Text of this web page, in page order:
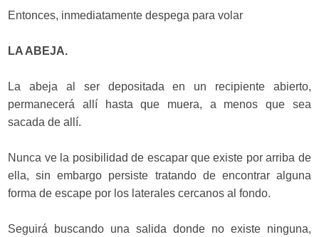
Entonces, inmediatamente despega para volar
LA ABEJA.
La abeja al ser depositada en un recipiente abierto,
permanecerá allí hasta que muera, a menos que sea
sacada de allí.
Nunca ve la posibilidad de escapar que existe por arriba de
ella, sin embargo persiste tratando de encontrar alguna
forma de escape por los laterales cercanos al fondo.
Seguirá buscando una salida donde no existe ninguna,